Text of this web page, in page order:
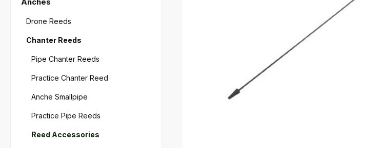
Anches
Drone Reeds
Chanter Reeds
Pipe Chanter Reeds
Practice Chanter Reed
Anche Smallpipe
Practice Pipe Reeds
Reed Accessories